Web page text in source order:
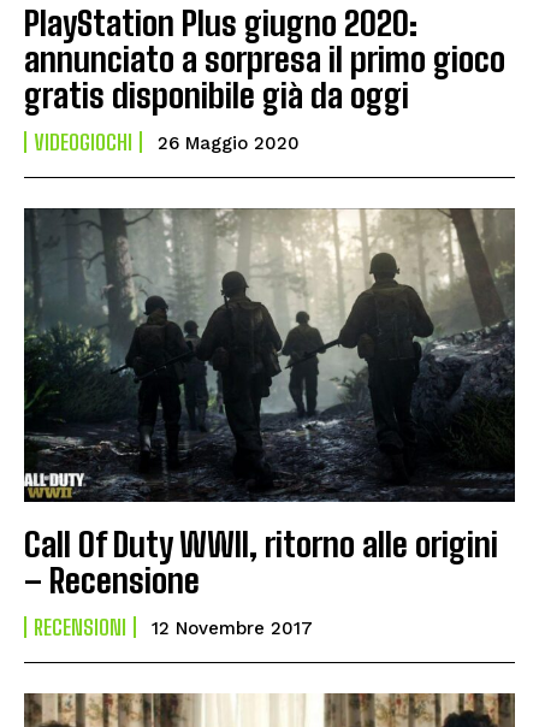
PlayStation Plus giugno 2020:
annunciato a sorpresa il primo gioco
gratis disponibile già da oggi
VIDEOGIOCHI 26 Maggio 2020
Call Of Duty WWII, ritorno alle origini
– Recensione
RECENSIONI 12 Novembre 2017